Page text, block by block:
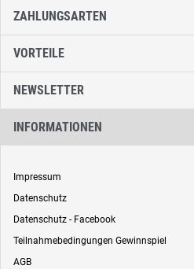
ZAHLUNGSARTEN
VORTEILE
NEWSLETTER
INFORMATIONEN
Impressum
Datenschutz
Datenschutz - Facebook
Teilnahmebedingungen Gewinnspiel
AGB